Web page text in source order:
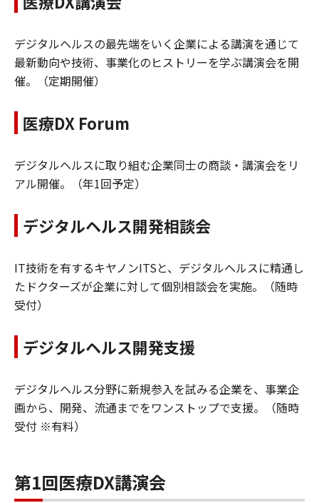
デジタルヘルスの最先端をいく企業による講演を通じて
最新動向や技術、事業化のヒストリーを学ぶ講演会を開
催。（定期開催）
医療DX Forum
デジタルヘルスに取り組む企業同士の商談・講演会をリ
アル開催。（年1回予定）
デジタルヘルス開発相談会
IT技術を有するキヤノンITSと、デジタルヘルスに精通し
たドクターズが企業に対して個別相談会を実施。（随時
受付）
デジタルヘルス開発支援
デジタルヘルス分野に新規参入を試みる企業を、事業企
画から、開発、流通までをワンストップで支援。（随時
受付 ※有料）
第1回医療DX講演会